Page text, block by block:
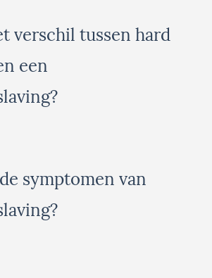
verschil tussen hard
een
symptomen van